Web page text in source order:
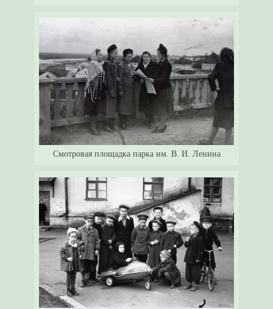
Смотровая площадка парка им. В. И. Ленина